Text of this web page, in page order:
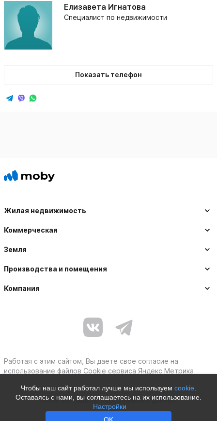
Чтобы наш сайт работал лучше мы используем cookie
Оставаясь с нами, вы соглашаетесь на их использование.
Настройки
Елизавета Игнатова
Специалист по недвижимости
Показать телефон
Жилая недвижимость
Коммерческая
Земля
Производства и помещения
Компания
Работая с этим сайтом, Вы даете свое согласие на
использование файлов Cookie сервиса Яндекс Метрика
Политика защиты персональных данных
Moby © 2012–2026